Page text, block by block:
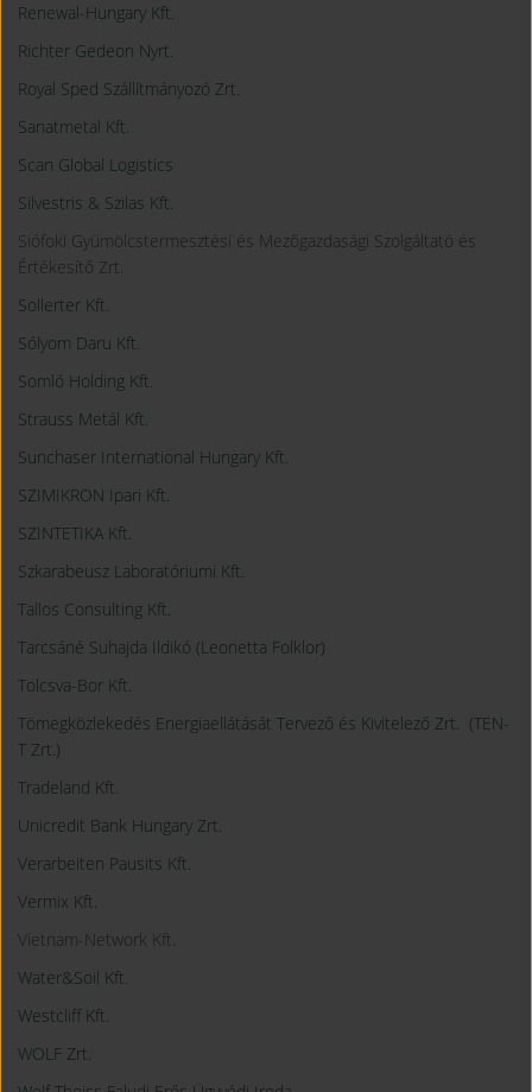
Renewal-Hungary Kft.
Richter Gedeon Nyrt.
Royal Sped Szállítmányozó Zrt.
Sanatmetal Kft.
Scan Global Logistics
Silvestris & Szilas Kft.
Siófoki Gyümölcstermesztési és Mezőgazdasági Szolgáltató és
Értékesítő Zrt.
Sollerter Kft.
Sólyom Daru Kft.
Somló Holding Kft.
Strauss Metál Kft.
Sunchaser International Hungary Kft.
SZIMIKRON Ipari Kft.
SZINTETIKA Kft.
Szkarabeusz Laboratóriumi Kft.
Tallos Consulting Kft.
Tarcsáné Suhajda Ildikó (Leonetta Folklor)
Tolcsva-Bor Kft.
Tömegközlekedés Energiaellátását Tervező és Kivitelező Zrt. (TEN-
T Zrt.)
Tradeland Kft.
Unicredit Bank Hungary Zrt.
Verarbeiten Pausits Kft.
Vermix Kft.
Vietnam-Network Kft.
Water&Soil Kft.
Westcliff Kft.
WOLF Zrt.